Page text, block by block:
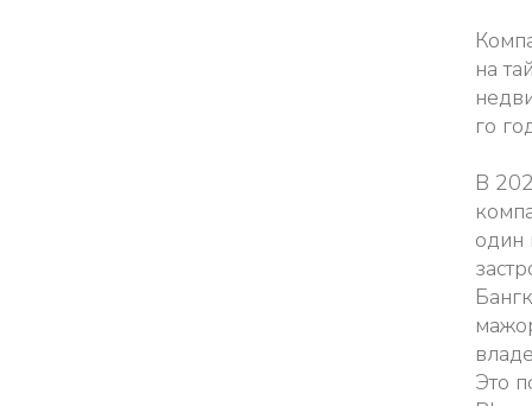
на
го
В
один
Это